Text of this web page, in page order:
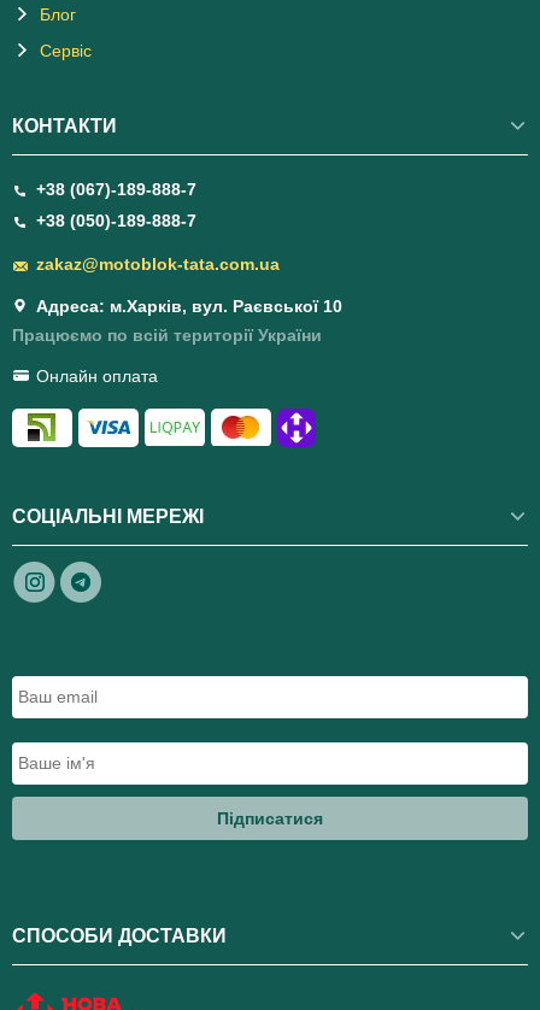
Блог
Сервіс
КОНТАКТИ
+38 (067)-189-888-7
+38 (050)-189-888-7
zakaz@motoblok-tata.com.ua
Адреса: м.Харків, вул. Раєвської 10
Працюємо по всій території України
Онлайн оплата
СОЦІАЛЬНІ МЕРЕЖІ
Підписатися
СПОСОБИ ДОСТАВКИ